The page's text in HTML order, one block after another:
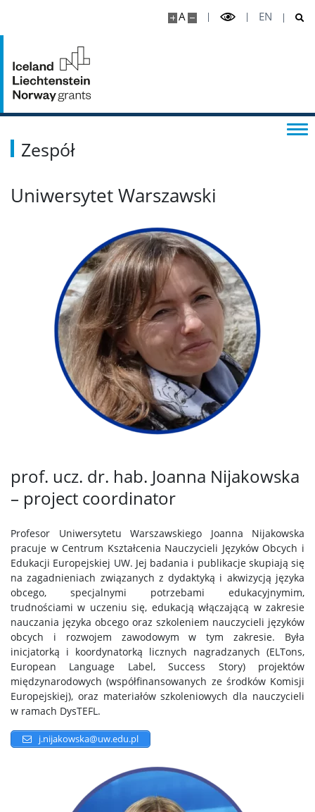
A EN
Zespół
Uniwersytet Warszawski
prof. ucz. dr. hab. Joanna Nijakowska
– project coordinator
Profesor Uniwersytetu Warszawskiego Joanna Nijakowska
pracuje w Centrum Kształcenia Nauczycieli Języków Obcych i
Edukacji Europejskiej UW. Jej badania i publikacje skupiają się
na zagadnieniach związanych z dydaktyką i akwizycją języka
obcego, specjalnymi potrzebami edukacyjnymim,
trudnościami w uczeniu się, edukacją włączającą w zakresie
nauczania języka obcego oraz szkoleniem nauczycieli języków
obcych i rozwojem zawodowym w tym zakresie. Była
inicjatorką i koordynatorką licznych nagradzanych (ELTons,
European Language Label, Success Story) projektów
międzynarodowych (współfinansowanych ze środków Komisji
Europejskiej), oraz materiałów szkoleniowych dla nauczycieli
w ramach DysTEFL.
j.nijakowska@uw.edu.pl